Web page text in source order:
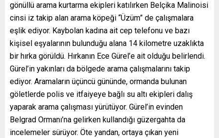
gönüllü arama kurtarma ekipleri katılırken Belçika Malinoisi
cinsi iz takip alan arama köpeği “Üzüm” de çalışmalara
eşlik ediyor. Kaybolan kadına ait cep telefonu ve bazı
kişisel eşyalarının bulunduğu alana 14 kilometre uzaklıkta
bir hırka görüldü. Hırkanın Ece Gürel’e ait olduğu belirlendi.
Gürel’in yakınları da bölgede arama çalışmalarını takip
ediyor. Aramaların üçüncü gününde, ormanda bulunan
göletlerde polis ve itfaiyeye bağlı su altı ekipleri dalış
yaparak arama çalışması yürütüyor. Gürel’in evinden
Belgrad Ormanı’na gelirken kullandığı güzergahta da
incelemeler sürüyor. Öte yandan, ortaya çıkan yeni